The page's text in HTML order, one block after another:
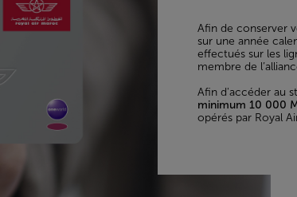
Afin de conserver
sur une année
effectués sur les
membre de
Afin d'accéder au
minimum 10 000
opérés par Royal